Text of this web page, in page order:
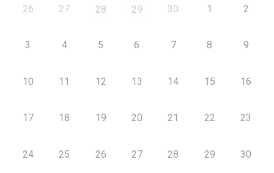
26 27 28 29 30 1 2
3 4 5 6 7 8 9
10 11 12 13 14 15 16
17 18 19 20 21 22 23
24 25 26 27 28 29 30